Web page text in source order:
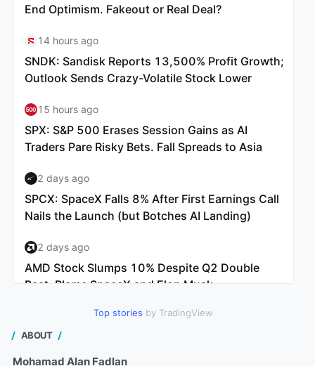
Top stories by TradingView
ABOUT
Mohamad Alan Fadlan